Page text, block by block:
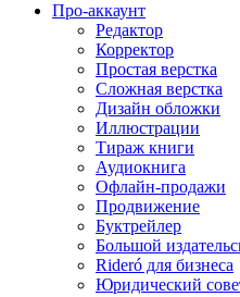
Про-аккаунт
Редактор
Корректор
Простая верстка
Сложная верстка
Дизайн обложки
Иллюстрации
Тираж книги
Аудиокнига
Офлайн-продажи
Продвижение
Буктрейлер
Большой
Rideró для бизнеса
Юридический